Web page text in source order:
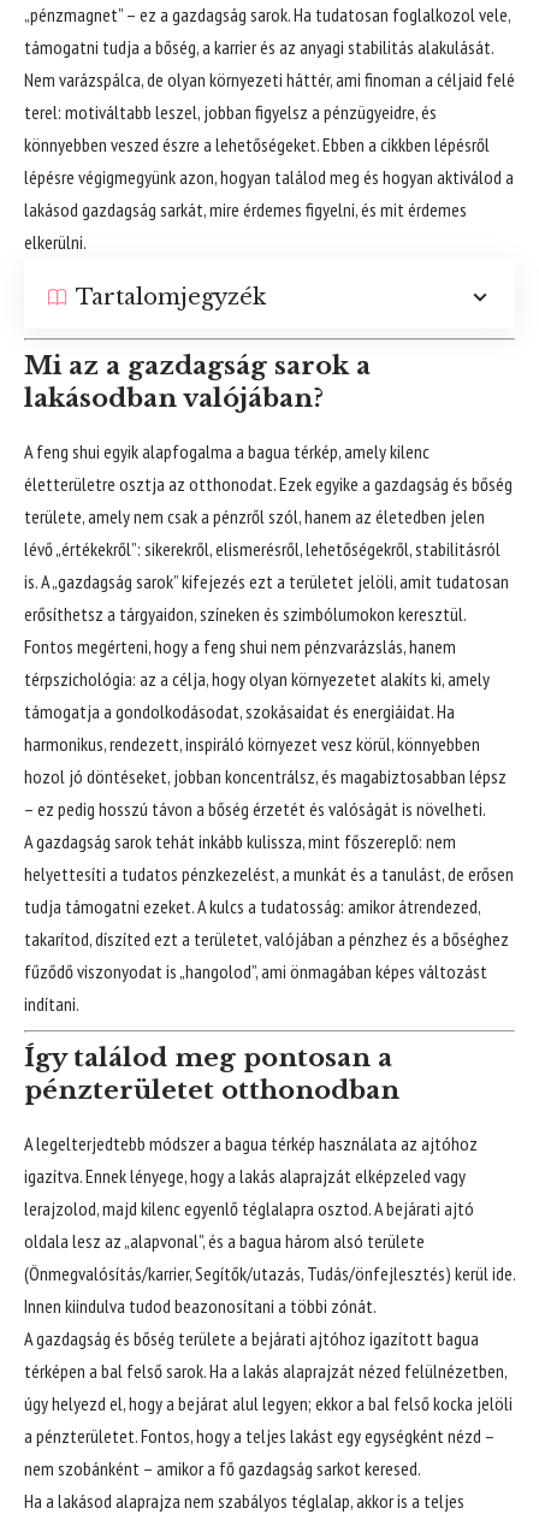
„pénzmagnet” – ez a gazdagság sarok. Ha tudatosan foglalkozol vele,
támogatni tudja a bőség, a karrier és az anyagi stabilitás alakulását.
Nem varázspálca, de olyan környezeti háttér, ami finoman a céljaid felé
terel: motiváltabb leszel, jobban figyelsz a pénzügyeidre, és
könnyebben veszed észre a lehetőségeket. Ebben a cikkben lépésről
lépésre végigmegyünk azon, hogyan találod meg és hogyan aktiválod a
lakásod gazdagság sarkát, mire érdemes figyelni, és mit érdemes
elkerülni.
Tartalomjegyzék
Mi az a gazdagság sarok a
lakásodban valójában?
A feng shui egyik alapfogalma a bagua térkép, amely kilenc
életterületre osztja az otthonodat. Ezek egyike a gazdagság és bőség
területe, amely nem csak a pénzről szól, hanem az életedben jelen
lévő „értékekről”: sikerekről, elismerésről, lehetőségekről, stabilitásról
is. A „gazdagság sarok” kifejezés ezt a területet jelöli, amit tudatosan
erősíthetsz a tárgyaidon, színeken és szimbólumokon keresztül.
Fontos megérteni, hogy a feng shui nem pénzvarázslás, hanem
térpszichológia: az a célja, hogy olyan környezetet alakíts ki, amely
támogatja a gondolkodásodat, szokásaidat és energiáidat. Ha
harmonikus, rendezett, inspiráló környezet vesz körül, könnyebben
hozol jó döntéseket, jobban koncentrálsz, és magabiztosabban lépsz
– ez pedig hosszú távon a bőség érzetét és valóságát is növelheti.
A gazdagság sarok tehát inkább kulissza, mint főszereplő: nem
helyettesíti a tudatos pénzkezelést, a munkát és a tanulást, de erősen
tudja támogatni ezeket. A kulcs a tudatosság: amikor átrendezed,
takarítod, díszíted ezt a területet, valójában a pénzhez és a bőséghez
fűződő viszonyodat is „hangolod”, ami önmagában képes változást
indítani.
Így találod meg pontosan a
pénzterületet otthonodban
A legelterjedtebb módszer a bagua térkép használata az ajtóhoz
igazítva. Ennek lényege, hogy a lakás alaprajzát elképzeled vagy
lerajzolod, majd kilenc egyenlő téglalapra osztod. A bejárati ajtó
oldala lesz az „alapvonal”, és a bagua három alsó területe
(Önmegvalósítás/karrier, Segítők/utazás, Tudás/önfejlesztés) kerül ide.
Innen kiindulva tudod beazonosítani a többi zónát.
A gazdagság és bőség területe a bejárati ajtóhoz igazított bagua
térképen a bal felső sarok. Ha a lakás alaprajzát nézed felülnézetben,
úgy helyezd el, hogy a bejárat alul legyen; ekkor a bal felső kocka jelöli
a pénzterületet. Fontos, hogy a teljes lakást egy egységként nézd –
nem szobánként – amikor a fő gazdagság sarkot keresed.
Ha a lakásod alaprajza nem szabályos téglalap, akkor is a teljes